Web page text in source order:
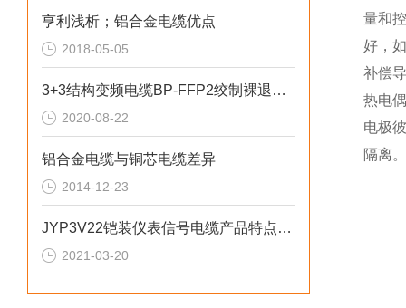
亨利浅析；铝合金电缆优点
2018-05-05
3+3结构变频电缆BP-FFP2绞制裸退火铜
2020-08-22
铝合金电缆与铜芯电缆差异
2014-12-23
JYP3V22铠装仪表信号电缆产品特点及用途
2021-03-20
量和
好，
补偿
热电
电极
隔离。